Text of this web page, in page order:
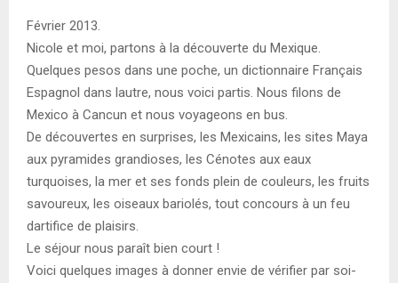
Février 2013.
Nicole et moi, partons à la découverte du Mexique.
Quelques pesos dans une poche, un dictionnaire Français
Espagnol dans lautre, nous voici partis. Nous filons de
Mexico à Cancun et nous voyageons en bus.
De découvertes en surprises, les Mexicains, les sites Maya
aux pyramides grandioses, les Cénotes aux eaux
turquoises, la mer et ses fonds plein de couleurs, les fruits
savoureux, les oiseaux bariolés, tout concours à un feu
dartifice de plaisirs.
Le séjour nous paraît bien court !
Voici quelques images à donner envie de vérifier par soi-